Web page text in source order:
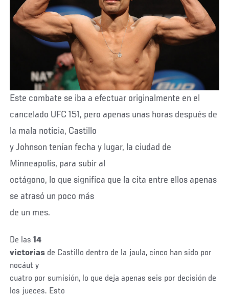
Este combate se iba a efectuar originalmente en el
cancelado UFC 151, pero apenas unas horas después de
la mala noticia, Castillo
y Johnson tenían fecha y lugar, la ciudad de
Minneapolis, para subir al
octágono, lo que significa que la cita entre ellos apenas
se atrasó un poco más
de un mes.
De las14
victorias de Castillo dentro de la jaula, cinco han sido por
nocáut y
cuatro por sumisión, lo que deja apenas seis por decisión de
los jueces. Esto